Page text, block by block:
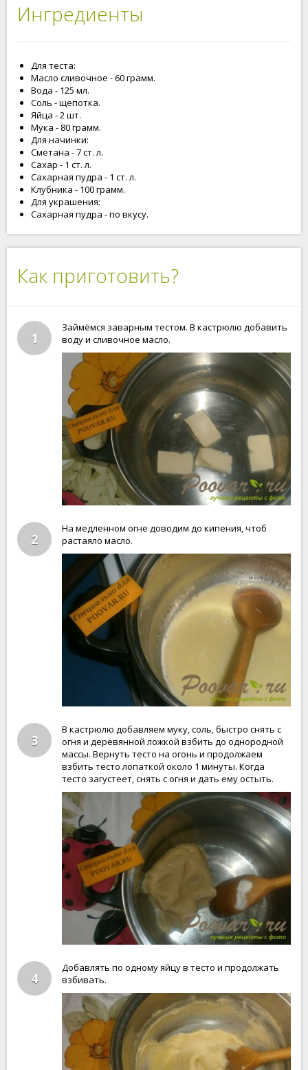
Ингредиенты
Для теста:
Масло сливочное - 60 грамм.
Вода - 125 мл.
Соль - щепотка.
Яйца - 2 шт.
Мука - 80 грамм.
Для начинки:
Сметана - 7 ст. л.
Сахар - 1 ст. л.
Сахарная пудра - 1 ст. л.
Клубника - 100 грамм.
Для украшения:
Сахарная пудра - по вкусу.
Как приготовить?
1
Займёмся заварным тестом. В кастрюлю добавить
воду и сливочное масло.
2
На медленном огне доводим до кипения, чтоб
растаяло масло.
3
В кастрюлю добавляем муку, соль, быстро снять с
огня и деревянной ложкой взбить до однородной
массы. Вернуть тесто на огонь и продолжаем
взбить тесто лопаткой около 1 минуты. Когда
тесто загустеет, снять с огня и дать ему остыть.
4
Добавлять по одному яйцу в тесто и продолжать
взбивать.